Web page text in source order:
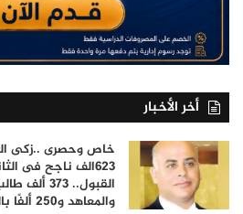
أخر الأخبار
خاص وحصرى ..زكى
٦٢٣الف ناجح فى
القبول..
والمعاهد و250 ألفًا بالجامعات الأهلية والخاصة